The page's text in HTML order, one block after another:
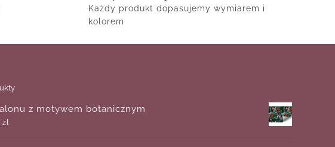
Każdy produkt dopasujemy wymiarem i
kolorem
z motywem botanicznym
zł